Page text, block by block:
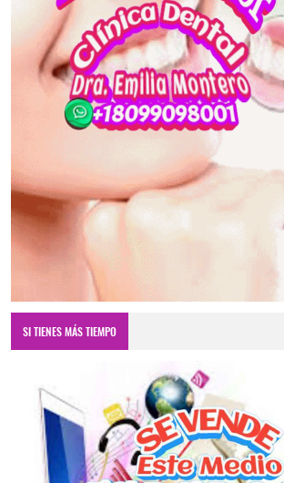
SI TIENES MÁS TIEMPO